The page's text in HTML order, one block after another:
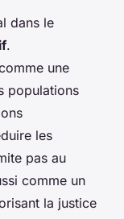
dans le
.
une
populations
les
pas au
comme un
la justice